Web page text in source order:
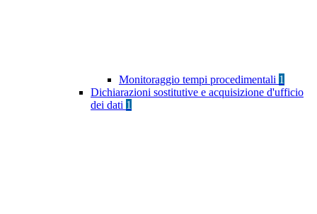
Monitoraggio tempi procedimentali 1
Dichiarazioni sostitutive e acquisizione d'ufficio
dei dati 1